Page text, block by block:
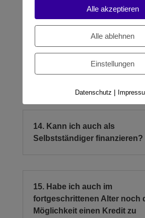
12. Kann ich auch unbebaute
Grundstücke finanzieren?
13. Was sind
14. Kann ich auch als
Selbstständiger finanzieren?
15. Habe ich auch im
fortgeschrittenen Alter noch
Möglichkeit einen Kredit zu
Alle akzeptieren
Alle ablehnen
Einstellungen
Datenschutz |